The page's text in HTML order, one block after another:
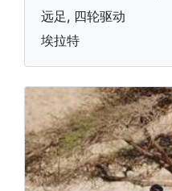
远足, 四轮驱动
埃拉特